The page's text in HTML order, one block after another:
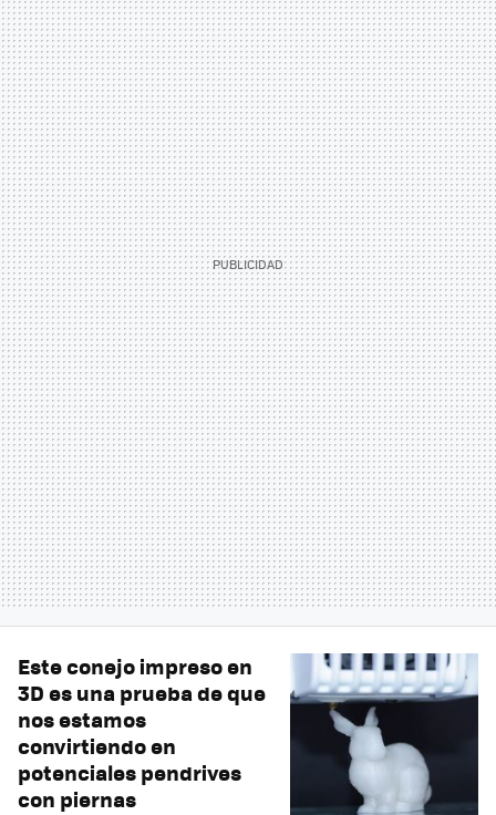
Este conejo impreso en
3D es una prueba de que
nos estamos
convirtiendo en
potenciales pendrives
con piernas